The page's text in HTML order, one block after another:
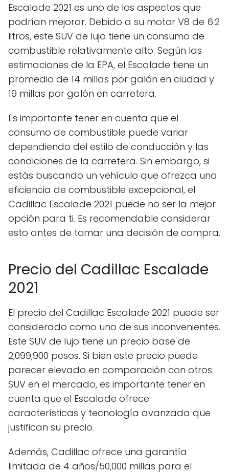
Escalade 2021 es uno de los aspectos que
podrían mejorar. Debido a su motor V8 de 6.2
litros, este SUV de lujo tiene un consumo de
combustible relativamente alto. Según las
estimaciones de la EPA, el Escalade tiene un
promedio de 14 millas por galón en ciudad y
19 millas por galón en carretera.
Es importante tener en cuenta que el
consumo de combustible puede variar
dependiendo del estilo de conducción y las
condiciones de la carretera. Sin embargo, si
estás buscando un vehículo que ofrezca una
eficiencia de combustible excepcional, el
Cadillac Escalade 2021 puede no ser la mejor
opción para ti. Es recomendable considerar
esto antes de tomar una decisión de compra.
Precio del Cadillac Escalade
2021
El precio del Cadillac Escalade 2021 puede ser
considerado como uno de sus inconvenientes.
Este SUV de lujo tiene un precio base de
2,099,900 pesos. Si bien este precio puede
parecer elevado en comparación con otros
SUV en el mercado, es importante tener en
cuenta que el Escalade ofrece
características y tecnología avanzada que
justifican su precio.
Además, Cadillac ofrece una garantía
limitada de 4 años/50,000 millas para el